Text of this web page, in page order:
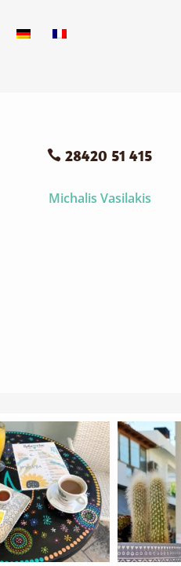
 28420 51 415
Michalis Vasilakis